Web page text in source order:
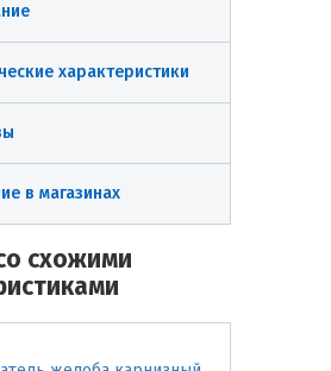
характеристики
в магазинах
схожими